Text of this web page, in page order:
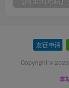
友链申请
Copyright © 2023
本